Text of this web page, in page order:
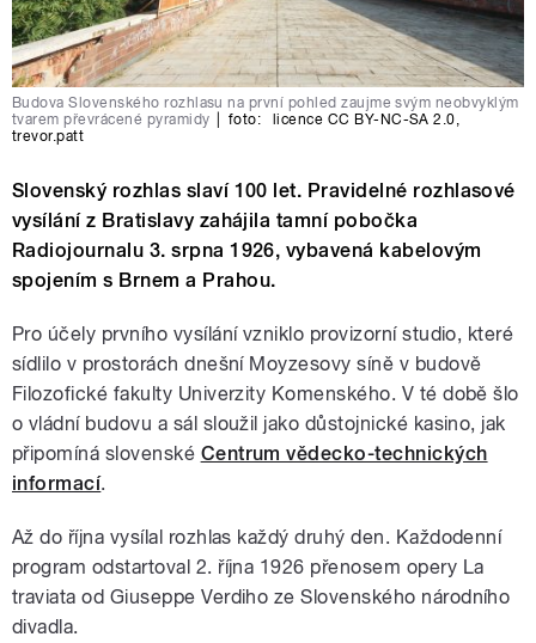
Budova Slovenského rozhlasu na první pohled zaujme svým neobvyklým
tvarem převrácené pyramidy
foto: licence CC BY-NC-SA 2.0,
trevor.patt
Slovenský rozhlas slaví 100 let. Pravidelné rozhlasové
vysílání z Bratislavy zahájila tamní pobočka
Radiojournalu 3. srpna 1926, vybavená kabelovým
spojením s Brnem a Prahou.
Pro účely prvního vysílání vzniklo provizorní studio, které
sídlilo v prostorách dnešní Moyzesovy síně v budově
Filozofické fakulty Univerzity Komenského. V té době šlo
o vládní budovu a sál sloužil jako důstojnické kasino, jak
připomíná slovenské Centrum vědecko-technických
informací.
Až do října vysílal rozhlas každý druhý den. Každodenní
program odstartoval 2. října 1926 přenosem opery La
traviata od Giuseppe Verdiho ze Slovenského národního
divadla.